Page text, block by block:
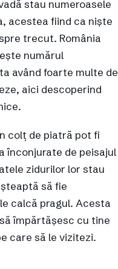
stau numeroasele
acestea fiind ca niște
trecut. România
numărul
având foarte multe de
aici descoperind
colț de piatră pot fi
înconjurate de peisajul
zidurilor lor stau
să fie
calcă pragul. Acesta
împărtășesc cu tine
care să le vizitezi.